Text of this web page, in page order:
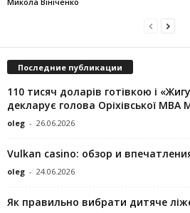
Последние публикации
110 тисяч доларів готівкою і
декларує голова Оріхівської МВА
oleg - 26.06.2026
Vulkan casino: обзор и
oleg - 24.06.2026
Як правильно вибрати дитяче